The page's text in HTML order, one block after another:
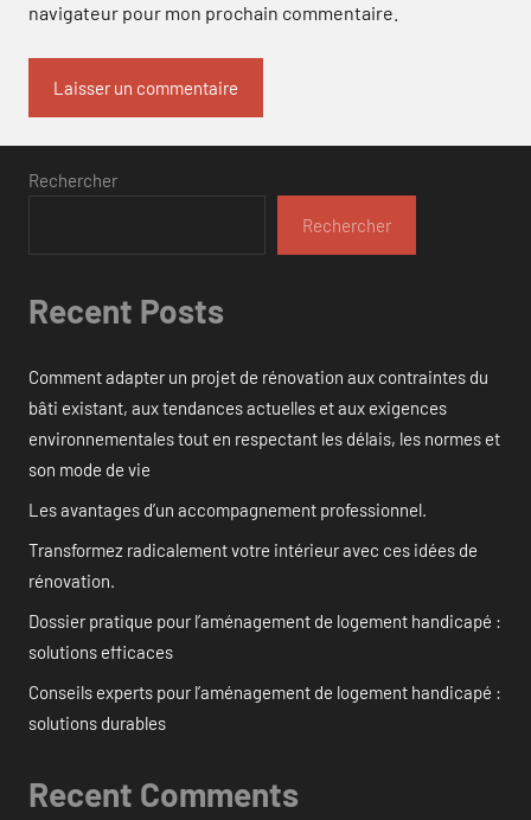
navigateur pour mon prochain commentaire.
Rechercher
Rechercher
Recent Posts
Comment adapter un projet de rénovation aux contraintes du
bâti existant, aux tendances actuelles et aux exigences
environnementales tout en respectant les délais, les normes et
son mode de vie
Les avantages d’un accompagnement professionnel.
Transformez radicalement votre intérieur avec ces idées de
rénovation.
Dossier pratique pour l’aménagement de logement handicapé :
solutions efficaces
Conseils experts pour l’aménagement de logement handicapé :
solutions durables
Recent Comments